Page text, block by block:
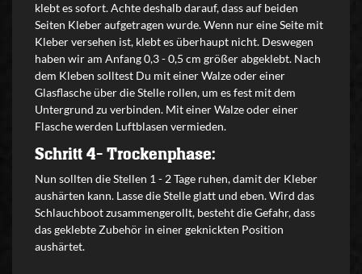
klebt es sofort. Achte deshalb darauf, dass auf beiden
Seiten Kleber aufgetragen wurde. Wenn nur eine Seite mit
Kleber versehen ist, klebt es überhaupt nicht. Deswegen
haben wir am Anfang 0,3 - 0,5 cm größer abgeklebt. Nach
dem Kleben solltest Du mit einer Walze oder einer
Glasflasche über die Stelle rollen, um es fest mit dem
Untergrund zu verbinden. Mit einer Walze oder einer
Flasche werden Luftblasen vermieden.
Schritt 4- Trockenphase:
Nun sollten die Stellen 1 - 2 Tage ruhen, damit der Kleber
aushärten kann. Lasse die Stelle glatt und eben. Wird das
Schlauchboot zusammengerollt, besteht die Gefahr, dass
das geklebte Zubehör in einer geknickten Position
aushärtet.